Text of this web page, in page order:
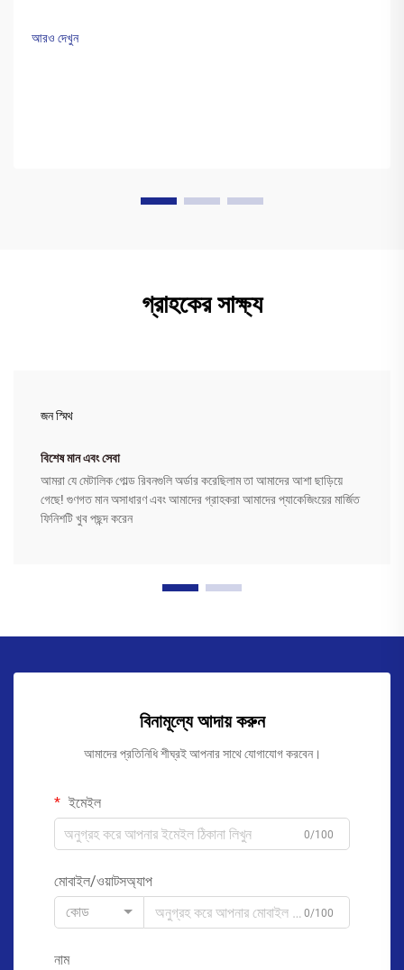
আরও দেখুন
গ্রাহকের সাক্ষ্য
জন স্মিথ
বিশেষ মান এবং সেবা
আমরা যে মেটালিক গোল্ড রিবনগুলি অর্ডার করেছিলাম তা আমাদের আশা ছাড়িয়ে
গেছে! গুণগত মান অসাধারণ এবং আমাদের গ্রাহকরা আমাদের প্যাকেজিংয়ের মার্জিত
ফিনিশটি খুব পছন্দ করেন
বিনামূল্যে আদায় করুন
আমাদের প্রতিনিধি শীঘ্রই আপনার সাথে যোগাযোগ করবেন।
ইমেইল
0/100
মোবাইল/ওয়াটসঅ্যাপ
কোড
0/100
নাম